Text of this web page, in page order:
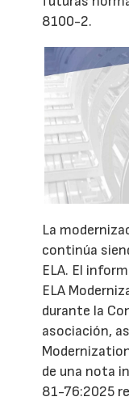
8100-2.
La
continúa
ELA. El
ELA
durante la
asociación,
de una nota
81-76:2025